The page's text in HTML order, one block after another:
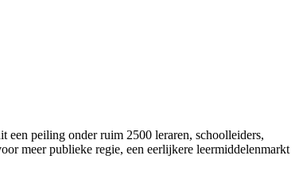
peiling onder ruim 2500 leraren, schoolleiders,
meer publieke regie, een eerlijkere leermiddelenmarkt